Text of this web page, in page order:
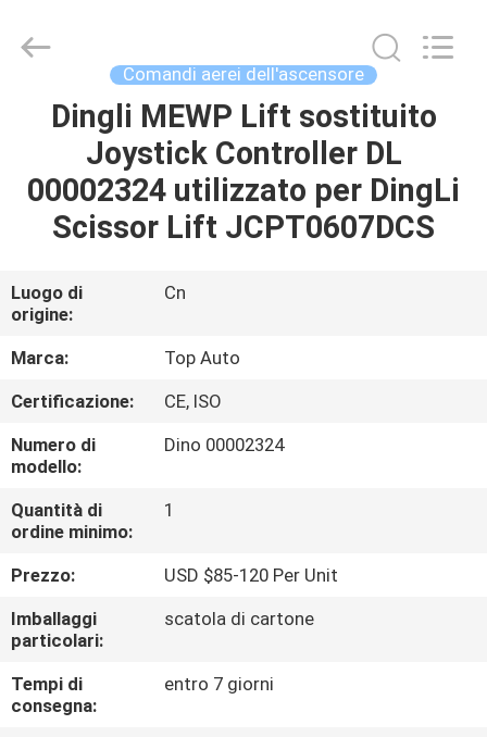
CASA
PRODOTTI
CIRCA
NOI
GIRO
DELLA
FABBRICA
CONTROLLO
DI
QUALITÀ
CONTATTICI
Technology
Comandi aerei dell'ascensore
Dingli MEWP Lift sostituito
Joystick Controller DL
00002324 utilizzato per DingLi
Scissor Lift JCPT0607DCS
Luogo di
origine:
Cn
Marca:
Top Auto
Certificazione:
CE, ISO
Numero di
modello:
Dino 00002324
Quantità di
ordine minimo:
1
Prezzo:
USD $85-120 Per Unit
Imballaggi
particolari:
scatola di cartone
Tempi di
consegna:
entro 7 giorni